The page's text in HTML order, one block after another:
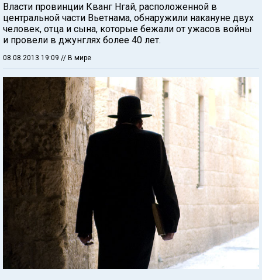
Власти провинции Кванг Нгай, расположенной в
центральной части Вьетнама, обнаружили накануне двух
человек, отца и сына, которые бежали от ужасов войны
и провели в джунглях более 40 лет.
08.08.2013 19:09 // В мире